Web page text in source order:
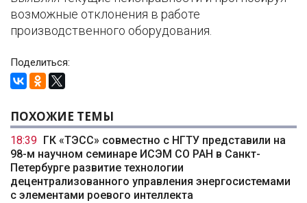
возможные отклонения в работе
производственного оборудования.
Поделиться:
ПОХОЖИЕ ТЕМЫ
18:39
ГК «ТЭСС» совместно с НГТУ представили на
98-м научном семинаре ИСЭМ СО РАН в Санкт-
Петербурге развитие технологии
децентрализованного управления энергосистемами
с элементами роевого интеллекта